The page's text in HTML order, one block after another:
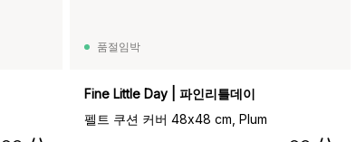
품절임박
Fine Little Day | 파인리틀데이
펠트 쿠션 커버 48x48 cm, Plum